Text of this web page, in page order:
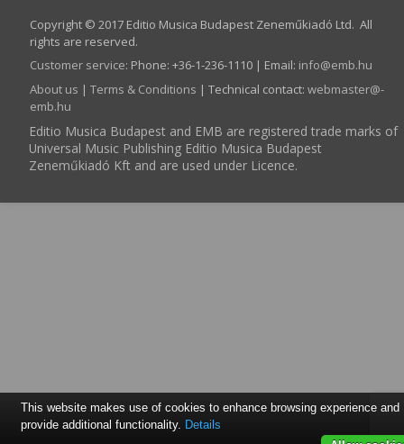
Copyright © 2017 Editio Musica Budapest Zeneműkiadó Ltd. All
rights are reserved.
Customer service: Phone: +36-1-236-1110 | Email: info­@­emb.hu
About us | Terms & Conditions | Technical contact: webmaster­@­
emb.hu
Editio Musica Budapest and EMB are registered trade marks of
Universal Music Publishing Editio Musica Budapest
Zeneműkiadó Kft and are used under Licence.
This website makes use of cookies to enhance browsing experience and
provide additional functionality. Details